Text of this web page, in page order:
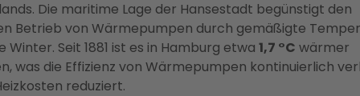
Die maritime Lage der Hansestadt begünstigt den
Betrieb von Wärmepumpen durch gemäßigte
Winter. Seit 1881 ist es in Hamburg etwa 1,7 °C wärmer
was die Effizienz von Wärmepumpen kontinuierlich
reduziert.